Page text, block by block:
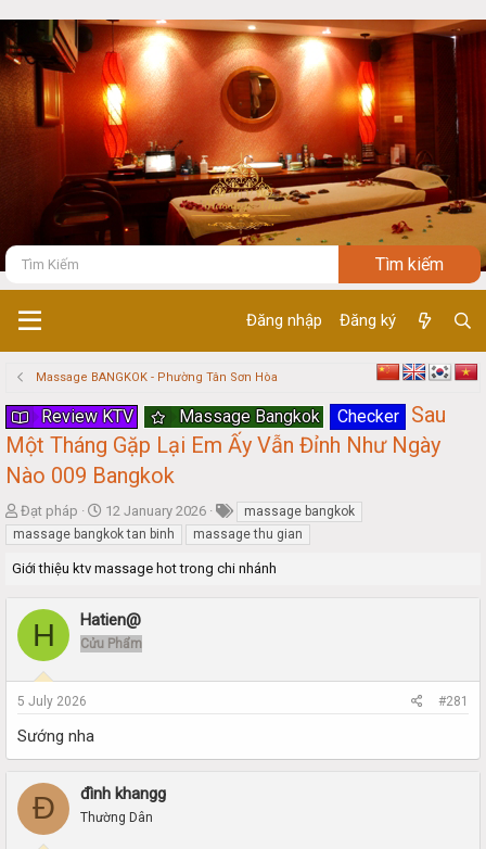
Đăng nhập Đăng ký
Massage BANGKOK - Phường Tân Sơn Hòa
Review KTV Massage Bangkok Checker
Sau
Một Tháng Gặp Lại Em Ấy Vẫn Đỉnh Như Ngày
Nào 009 Bangkok
T
h
r
e
s
t
r
t
r
Đạt pháp
S
t
a
r
a
12 January 2026
massage bangkok
massage bangkok tan binh
massage thu gian
Giới thiệu ktv massage hot trong chi nhánh
H Hatien@
Cửu Phẩm
5 July 2026 #281
Sướng nha
Đ đình khangg
Thường Dân